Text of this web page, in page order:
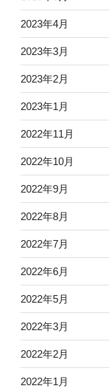
2023年4月
2023年3月
2023年2月
2023年1月
2022年11月
2022年10月
2022年9月
2022年8月
2022年7月
2022年6月
2022年5月
2022年3月
2022年2月
2022年1月